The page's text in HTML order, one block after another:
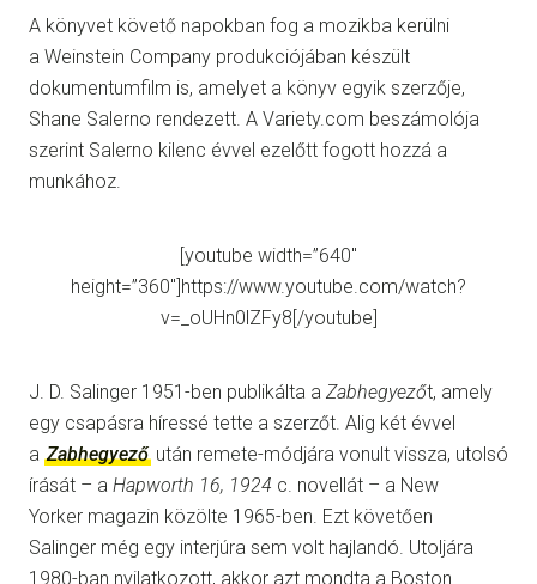
A könyvet követő napokban fog a mozikba kerülni
a Weinstein Company produkciójában készült
dokumentumfilm is, amelyet a könyv egyik szerzője,
Shane Salerno rendezett. A Variety.com beszámolója
szerint Salerno kilenc évvel ezelőtt fogott hozzá a
munkához.
[youtube width=”640″
height=”360″]https://www.youtube.com/watch?
v=_oUHn0lZFy8[/youtube]
J. D. Salinger 1951-ben publikálta a Zabhegyezőt, amely
egy csapásra híressé tette a szerzőt. Alig két évvel
a Zabhegyező után remete-módjára vonult vissza, utolsó
írását – a Hapworth 16, 1924 c. novellát – a New
Yorker magazin közölte 1965-ben. Ezt követően
Salinger még egy interjúra sem volt hajlandó. Utoljára
1980-ban nyilatkozott, akkor azt mondta a Boston